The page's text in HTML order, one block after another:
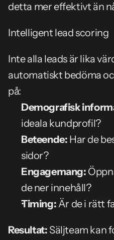
detta mer effektivt än
Intelligent lead scoring
Inte alla leads är lika
automatiskt bedöma
på:
Demografisk
ideala kundprofil?
Beteende: Har de
sidor?
Engagemang:
de ner innehåll?
Timing: Är de i rätt
Resultat: Säljteam kan